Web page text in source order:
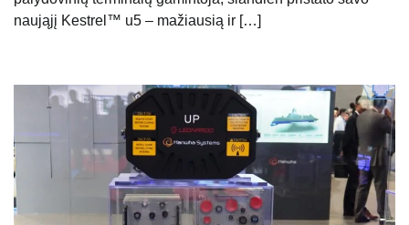
naująjį Kestrel™ u5 – mažiausią ir […]